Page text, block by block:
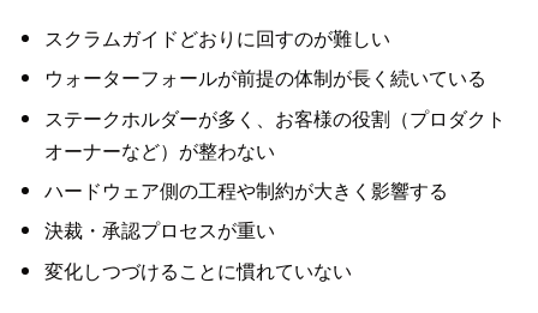
スクラムガイドどおりに回すのが難しい
ウォーターフォールが前提の体制が長く続いている
ステークホルダーが多く、お客様の役割（プロダクト
オーナーなど）が整わない
ハードウェア側の工程や制約が大きく影響する
決裁・承認プロセスが重い
変化しつづけることに慣れていない